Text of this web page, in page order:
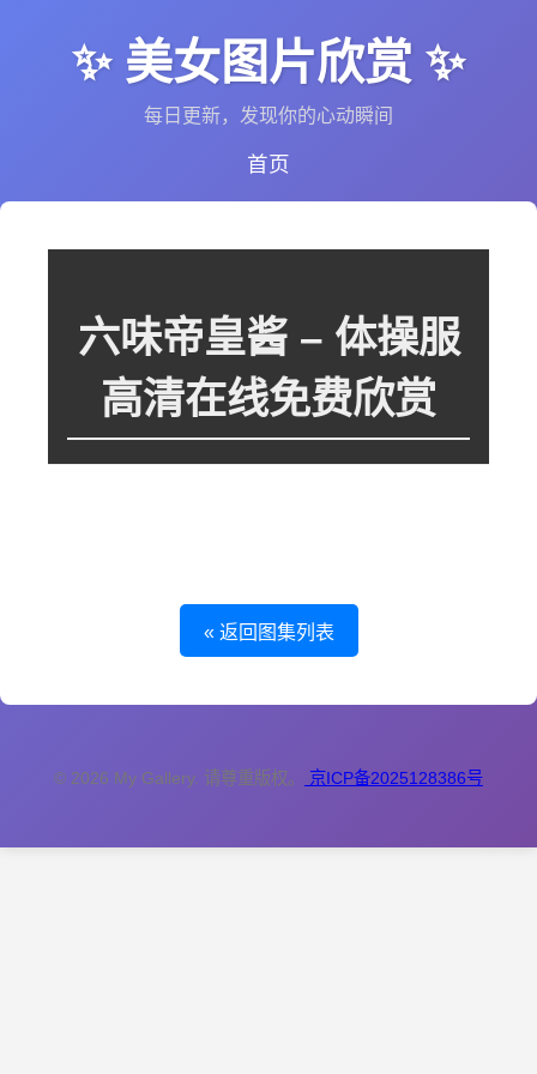
✨ 美女图片欣赏 ✨
每日更新，发现你的心动瞬间
首页
六味帝皇酱 – 体操服
高清在线免费欣赏
« 返回图集列表
© 2026 My Gallery. 请尊重版权。 京ICP备2025128386号